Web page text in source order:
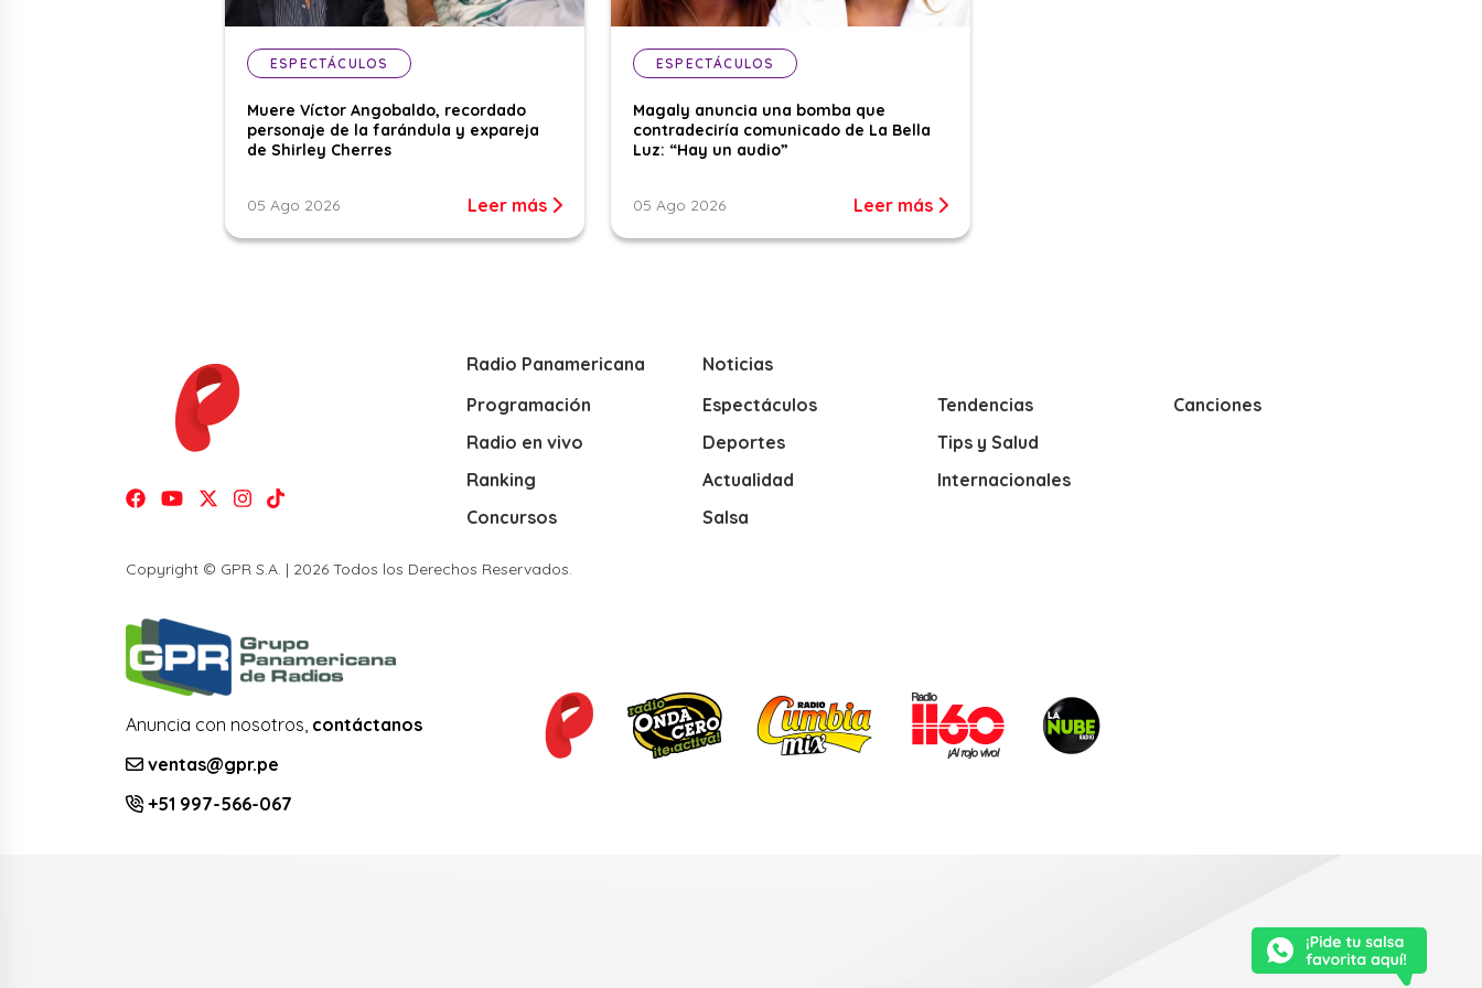
ESPECTÁCULOS
Muere Víctor Angobaldo, recordado
personaje de la farándula y expareja
de Shirley Cherres
05 Ago 2026 Leer más
ESPECTÁCULOS
Magaly anuncia una bomba que
contradeciría comunicado de La Bella
Luz: “Hay un audio”
05 Ago 2026 Leer más
Radio Panamericana
Programación
Radio en vivo
Ranking
Concursos
Noticias
Espectáculos
Deportes
Actualidad
Salsa
Tendencias
Tips y Salud
Internacionales
Canciones
Copyright © GPR S.A. | 2026 Todos los Derechos Reservados.
Anuncia con nosotros, contáctanos
ventas@gpr.pe
+51 997-566-067